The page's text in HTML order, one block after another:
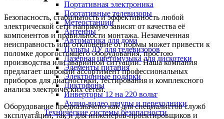
Портативная электроника
Портативные телевизоры
Метеостанции
Антенны
Автоматика для дома
Пульты ДУ для телевизоров
Лазерная цветомузыка для дискотеки
Элементы питания
Электронные подарки
Диктофоны
Инверторы 12 на 220 вольт
Аудио-видео шнуры и переходники
Технические системы безопасности
Безопасность, стабильность и эффективность любой
электрической сети напрямую зависят от качества её
компонентов и правильности монтажа. Незамеченная
неисправность или отклонение от нормы может привести к
поломке дорогостоящего оборудования, простою
производства или аварийной ситуации. Наша компания
предлагает широкий ассортимент профессиональных
приборов для диагностики, тестирования и комплексного
анализа электрических сетей.
Оборудование предназначено как для специалистов служб
эксплуатации, так и для инженеров-проектировщиков и